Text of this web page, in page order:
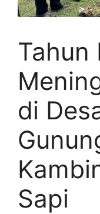
Tahun
di
Sapi